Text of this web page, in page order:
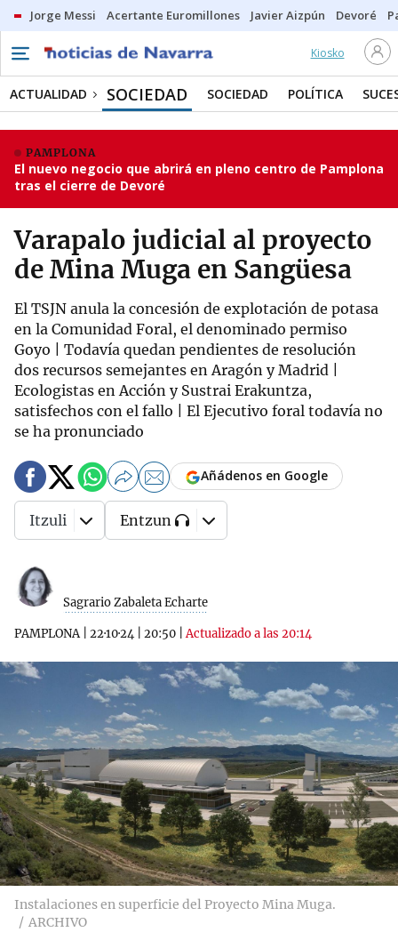
Jorge Messi Acertante Euromillones Javier Aizpún Devoré
Kiosko
ACTUALIDAD SOCIEDAD SOCIEDAD POLÍTICA
PAMPLONA
El nuevo negocio que abrirá en pleno centro de Pamplona
tras el cierre de Devoré
Varapalo judicial al proyecto
de Mina Muga en Sangüesa
El TSJN anula la concesión de explotación de potasa
en la Comunidad Foral, el denominado permiso
Goyo | Todavía quedan pendientes de resolución
dos recursos semejantes en Aragón y Madrid |
Ecologistas en Acción y Sustrai Erakuntza,
satisfechos con el fallo | El Ejecutivo foral todavía no
se ha pronunciado
Sagrario Zabaleta Echarte
PAMPLONA| 22·10·24 20:50 |Actualizado a las 20:14
Añádenos en Google
Itzuli Entzun
Instalaciones en superficie del Proyecto Mina Muga.
ARCHIVO